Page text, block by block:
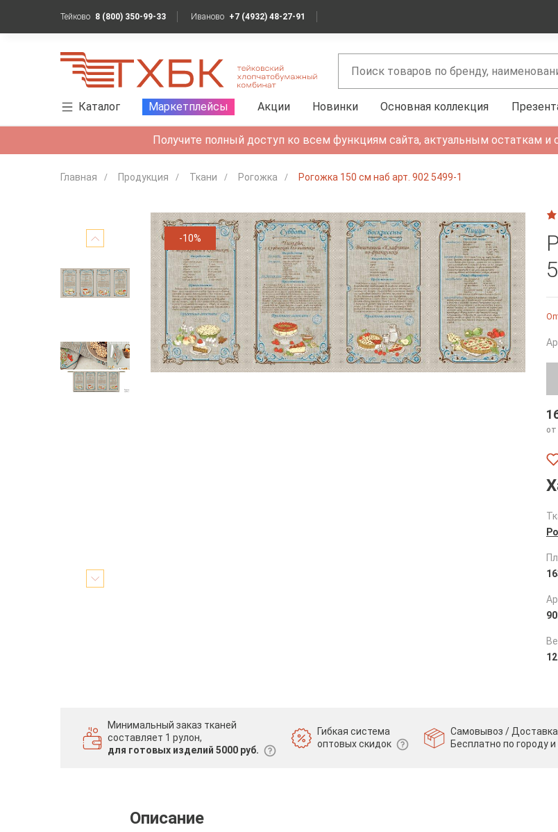
Тейково 8 (800) 350-99-33 Иваново +7 (4932) 48-27-91
Каталог Маркетплейсы Акции Новинки Основная коллекция
Получите полный доступ ко всем функциям сайта, актуальным остаткам и
Главная Продукция Ткани Рогожка Рогожка 150 см наб арт. 902 5499-1
-10%
от
Минимальный заказ тканей
составляет 1 рулон,
для готовых изделий 5000 руб.
Гибкая система
оптовых скидок
Самовывоз /
Бесплатно по городу
Описание